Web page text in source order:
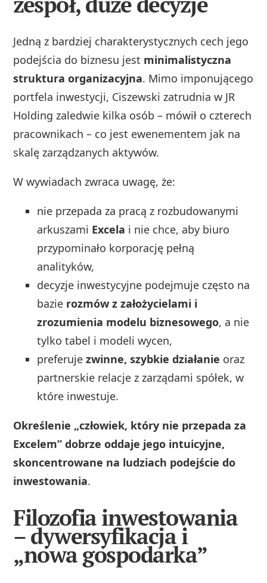
Jedną z bardziej charakterystycznych cech jego
podejścia do biznesu jest minimalistyczna
struktura organizacyjna. Mimo imponującego
portfela inwestycji, Ciszewski zatrudnia w JR
Holding zaledwie kilka osób – mówił o czterech
pracownikach – co jest ewenementem jak na
skalę zarządzanych aktywów.
W wywiadach zwraca uwagę, że:
nie przepada za pracą z rozbudowanymi
arkuszami Excela i nie chce, aby biuro
przypominało korporację pełną
analityków,
decyzje inwestycyjne podejmuje często na
bazie rozmów z założycielami i
zrozumienia modelu biznesowego, a nie
tylko tabel i modeli wycen,
preferujezwinne, szybkie działanie oraz
partnerskie relacje z zarządami spółek, w
które inwestuje.
Określenie „człowiek, który nie przepada za
Excelem” dobrze oddaje jego intuicyjne,
skoncentrowane na ludziach podejście do
inwestowania.
Filozofia inwestowania
– dywersyfikacja i
„nowa gospodarka”